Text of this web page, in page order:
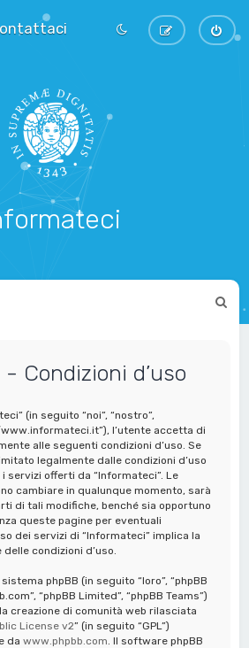
Condizioni d’uso
(in seguito “noi”, “nostro”,
l’utente accetta di
alle seguenti condizioni d’uso. Se
legalmente dalle condizioni d’uso
servizi offerti da “Informateci”. Le
cambiare in qualunque momento, sarà
di tali modifiche, benché sia opportuno
queste pagine per eventuali
dei servizi di “Informateci” implica la
condizioni d’uso.
phpBB (in seguito “loro”, “phpBB
“phpBB Limited”, “phpBB Teams”)
creazione di comunità web rilasciata
License v2” (in seguito “GPL”)
dawww.phpbb.com . Il software phpBB